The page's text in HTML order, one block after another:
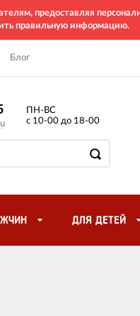
предоставляя
правильную информацию.
Блог
ПН-ВС
с 10-00 до 18-00
ДЛЯ ДЕТЕЙ